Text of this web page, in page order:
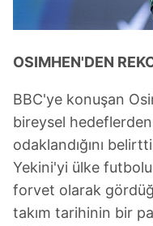
OSIMHEN'DEN
BBC'ye konuşan
bireysel hedeflerden
odaklandığını
Yekini'yi ülke
forvet olarak
takım tarihinin bir